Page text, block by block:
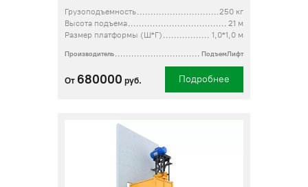
Грузоподъемность
250 кг
Высота подъема
21 м
Размер платформы (Ш*Г)
1,0*1,0 м
Производитель ПодъемЛифт
От 680000 руб. Подробнее